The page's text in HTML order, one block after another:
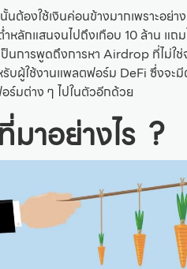
ต้องใช้เงินค่อนข้างมากเพราะอย่
ลักแสนจนไปถึงเกือบ 10 ล้าน แถ
ป็นการพูดถึงการหา Airdrop ที่ไม่
ผู้ใช้งานแพลตฟอร์ม DeFi ซึ่งจะมี
อร์มต่าง ๆ ไปในตัวอีกด้วย
าอย่างไร ?